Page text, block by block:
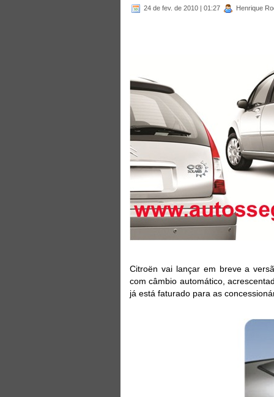
24 de fev. de 2010 | 01:27 Henrique
Citroën vai lançar em breve a
com câmbio automático,
já está faturado para as